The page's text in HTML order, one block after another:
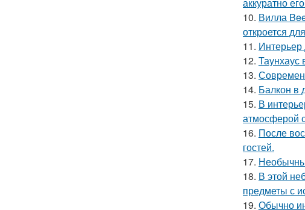
10. Вилла
откроется
11. Интерьер
12. Таунхаус
13.
14. Балкон в
15. В
атмосферой
16. После
гостей.
17.
18. В этой
предметы с
19. Обычно